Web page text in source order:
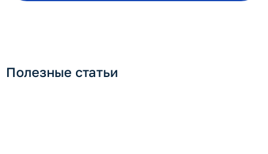
Полезные статьи